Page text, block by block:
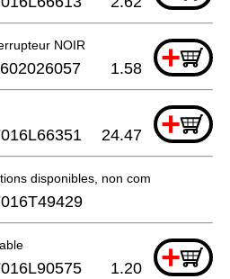
NOIR +
1.58
+
24.47
disponibles, non commandable
+
1.20